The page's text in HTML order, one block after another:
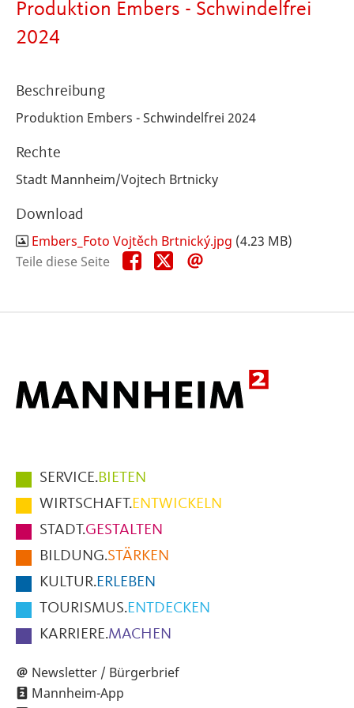
Produktion Embers - Schwindelfrei
2024
Beschreibung
Produktion Embers - Schwindelfrei 2024
Rechte
Stadt Mannheim/Vojtech Brtnicky
Download
Embers_Foto Vojtěch Brtnický.jpg (4.23 MB)
Teile diese Seite
Teile
diese
Teile
diese
Hauptmenüpunkte
im
Fußbereich
der
Seite
SERVICE.BIETEN
WIRTSCHAFT.ENTWICKELN
STADT.GESTALTEN
BILDUNG.STÄRKEN
KULTUR.ERLEBEN
TOURISMUS.ENTDECKEN
KARRIERE.MACHEN
Newsletter / Bürgerbrief
Mannheim-App